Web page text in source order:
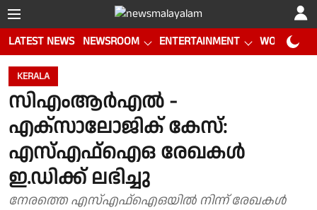
LATEST NEWS NEWSROOM ENTERTAINMENT WORLD CUP
KERALA
സിഎംആർഎൽ -
എക്സാലോജിക് കേസ്:
എസ്എഫ്ഐഒ രേഖകൾ
ഇ.ഡിക്ക് ലഭിച്ചു
നേരത്തെ എസ്എഫ്ഐഒയിൽ നിന്ന് രേഖകൾ